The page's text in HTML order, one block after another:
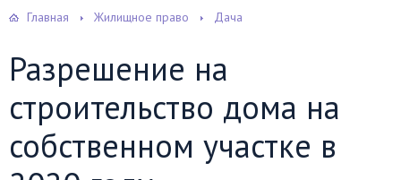
Главная Жилищное право Дача
Разрешение на
строительство дома на
собственном участке в